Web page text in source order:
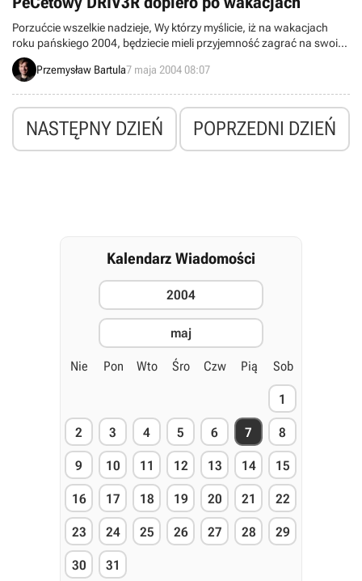
Porzućcie wszelkie nadzieje, Wy którzy myślicie, iż na wakacjach
roku pańskiego 2004, będziecie mieli przyjemność zagrać na swoim
blaszaku w najnowszą, trzecią, odsłonę serii Driver. Firma Atari,
wydawca owego tytułu, we właśnie opublikowanym raporcie
rok, i niestety, premiera wersji PeCetowej gry DRIV3R została w nim
zaplanowana na okres pomiędzy 1 października, a 31 grudnia roku
2004 (trzeci kwartał roku fiskalnego firmy).
Przemysław Bartula7 maja 2004 08:07
NASTĘPNY DZIEŃ POPRZEDNI DZIEŃ
Kalendarz Wiadomości
2004
maj
Nie Pon Wto Śro Czw Pią Sob
1
2 3 4 5 6 7 8
9 10 11 12 13 14 15
16 17 18 19 20 21 22
23 24 25 26 27 28 29
30 31